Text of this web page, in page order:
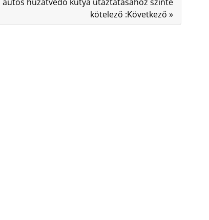
kötelező :Következő »